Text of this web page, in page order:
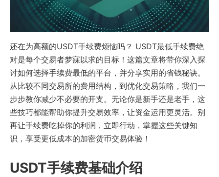
还在为高额的USDT手续费烦恼吗？ USDT最低手续费绝
对是每个交易者梦寐以求的目标！这篇文章将带你深入探
讨如何选择手续费最低的平台，并分享实用的省钱秘诀。
从比较不同交易所的费用结构，到优化交易策略，我们一
步步教你减少不必要的开支。无论你是新手还是老手，这
些技巧都能帮助你提升交易效率，让资金运用更灵活。别
再让手续费吃掉你的利润，立即行动，掌握这些关键知
识，享受更低成本的加密货币交易体验！
USDT手续费基础介绍